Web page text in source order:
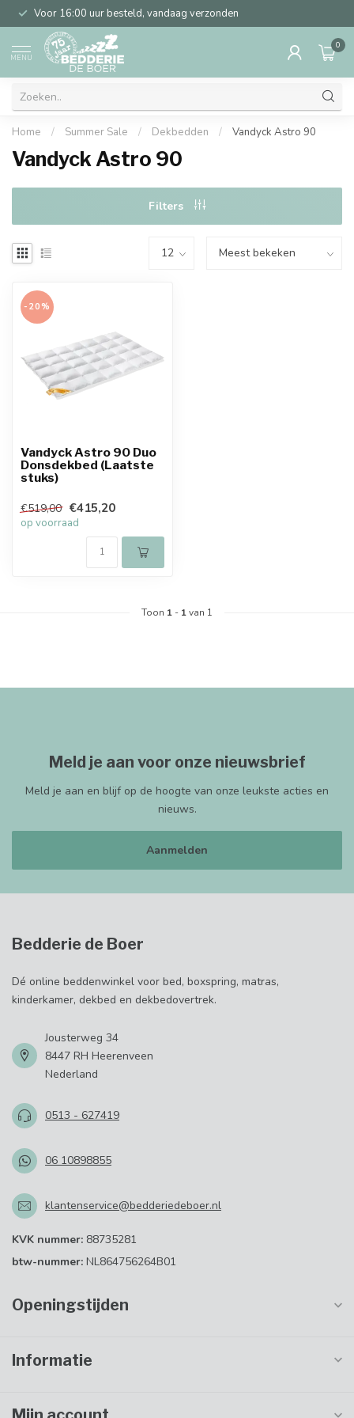
Voor 16:00 uur besteld, vandaag verzonden
MENU
0
Home / Summer Sale / Dekbedden / Vandyck Astro 90
Vandyck Astro 90
Filters
-20%
Vandyck Astro 90 Duo
Donsdekbed (Laatste
stuks)
€519,00 €415,20
op voorraad
Toon 1 - 1van 1
Meld je aan voor onze nieuwsbrief
Meld je aan en blijf op de hoogte van onze leukste acties en
nieuws.
Aanmelden
Bedderie de Boer
Dé online beddenwinkel voor bed, boxspring, matras,
kinderkamer, dekbed en dekbedovertrek.
Jousterweg 34
8447 RH Heerenveen
Nederland
0513 - 627419
06 10898855
klantenservice@bedderiedeboer.nl
KVK nummer: 88735281
btw-nummer: NL864756264B01
Openingstijden
Informatie